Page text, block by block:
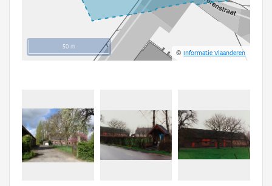
50 m
©Informatie Vlaanderen